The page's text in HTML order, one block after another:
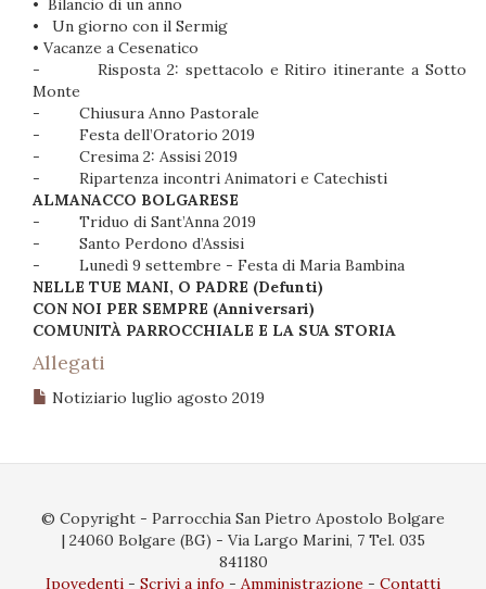
• Bilancio di un anno
•
Un giorno con il Sermig
• Vacanze a Cesenatico
-
Risposta 2: spettacolo e Ritiro itinerante a Sotto il
Monte
-
Chiusura Anno Pastorale
-
Festa dell’Oratorio 2019
-
Cresima 2: Assisi 2019
-
Ripartenza incontri Animatori e Catechisti
ALMANACCO BOLGARESE
-
Triduo di Sant’Anna 2019
-
Santo Perdono d’Assisi
-
Lunedì 9 settembre - Festa di Maria Bambina
NELLE TUE MANI, O PADRE (Defunti)
CON NOI PER SEMPRE (Anniversari)
COMUNITÀ PARROCCHIALE E LA SUA STORIA
Allegati
Notiziario luglio agosto 2019
© Copyright - Parrocchia San Pietro Apostolo Bolgare
| 24060 Bolgare (BG) - Via Largo Marini, 7 Tel. 035
841180
Ipovedenti
Scrivi a info Amministrazione Contatti